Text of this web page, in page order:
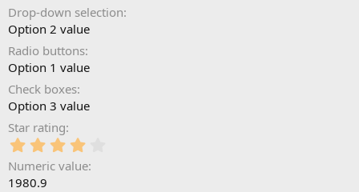
Drop-down selection
Option 2 value
Radio buttons
Option 1 value
Check boxes
Option 3 value
Star rating
Numeric value
1980.9